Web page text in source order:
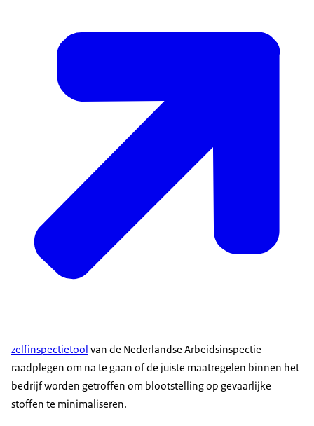
zelfinspectietool van de Nederlandse Arbeidsinspectie
raadplegen om na te gaan of de juiste maatregelen binnen het
bedrijf worden getroffen om blootstelling op gevaarlijke
stoffen te minimaliseren.